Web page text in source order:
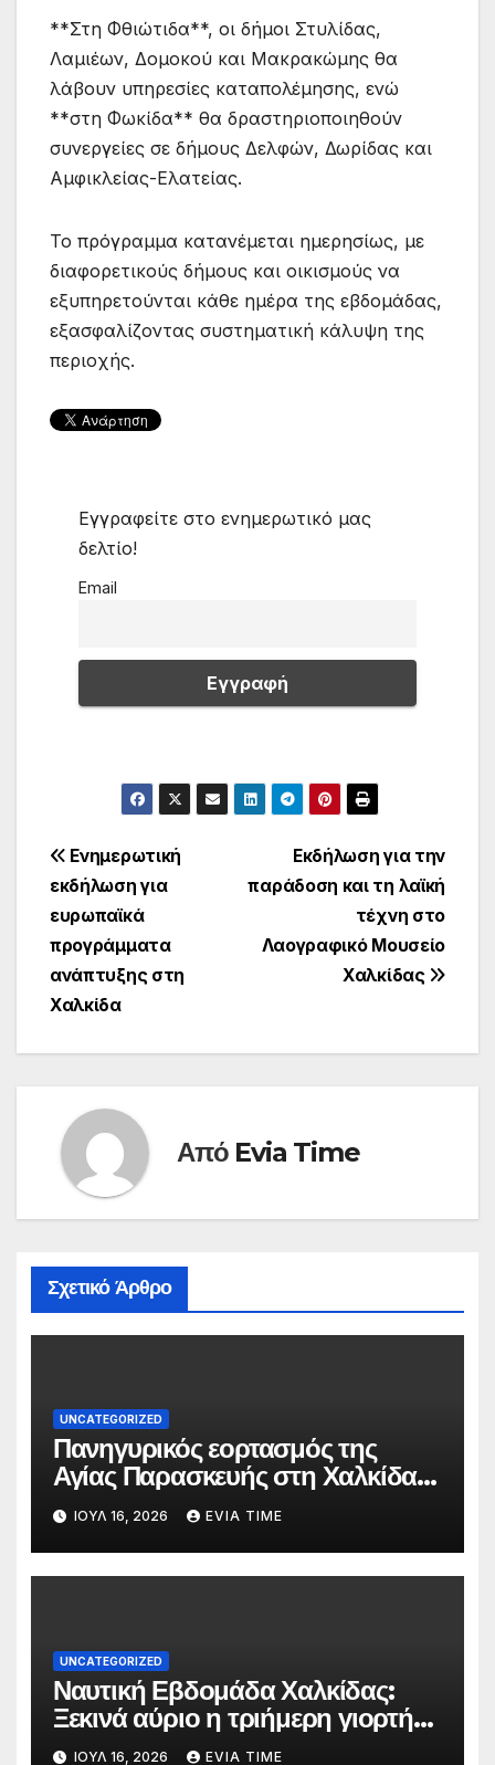
**Στη Φθιώτιδα**, οι δήμοι Στυλίδας,
Λαμιέων, Δομοκού και Μακρακώμης θα
λάβουν υπηρεσίες καταπολέμησης, ενώ
**στη Φωκίδα** θα δραστηριοποιηθούν
συνεργείες σε δήμους Δελφών, Δωρίδας και
Αμφικλείας-Ελατείας.
Το πρόγραμμα κατανέμεται ημερησίως, με
διαφορετικούς δήμους και οικισμούς να
εξυπηρετούνται κάθε ημέρα της εβδομάδας,
εξασφαλίζοντας συστηματική κάλυψη της
περιοχής.
Εγγραφείτε στο ενημερωτικό μας
δελτίο!
Email
Πλοήγηση
άρθρων
Εκδήλωση για την
παράδοση και τη λαϊκή
τέχνη στο
Λαογραφικό Μουσείο
Χαλκίδας
Ενημερωτική
εκδήλωση για
ευρωπαϊκά
προγράμματα
ανάπτυξης στη
Χαλκίδα
Από Evia Time
Σχετικό Άρθρο
UNCATEGORIZED
Πανηγυρικός εορτασμός της
Αγίας Παρασκευής στη Χαλκίδα
τις 25 και 26 Ιουλίου
ΙΟΎΛ 16, 2026 EVIA TIME
UNCATEGORIZED
Ναυτική Εβδομάδα Χαλκίδας:
Ξεκινά αύριο η τριήμερη γιορτή
στο όνομα της Αγίας Παρασκευής
ΙΟΎΛ 16, 2026 EVIA TIME